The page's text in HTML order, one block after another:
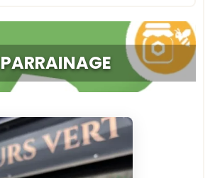
PARRAINAGE